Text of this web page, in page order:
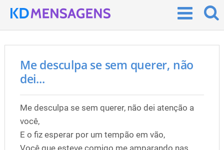
Me desculpa se sem querer, não
dei...
Me desculpa se sem querer, não dei atenção a
você,
E o fiz esperar por um tempão em vão,
Você que esteve comigo me amparando nas